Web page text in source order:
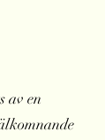
av en